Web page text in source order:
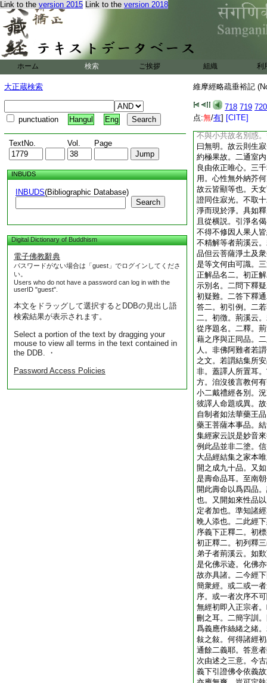
Link to the version 2015 Link to the version 2018
ホーム 検索 ご挨拶 組織 利
大正蔵検索
punctuation Hangul Eng
TextNo. Vol. Page
INBUDS
INBUDS(Bibliographic Database)
Search
Digital Dictionary of Buddhism
電子佛教辭典
パスワードがない場合は「guest」でログインしてくださ
い。
Users who do not have a password can log in with the
userID "guest".
本文をドラッグして選択するとDDBの見出し語
検索結果が表示されます。
Select a portion of the text by dragging your
mouse to view all terms in the text contained in
the DDB. ・
Password Access Policies
維摩經略疏垂裕記
718 719 720
点:無/有] [CITE]
故見復土而得小益
云。此一品文義兼
故下正説玄旨在茲
未斷生同居淨者荊
斷有爲縁集之人故
二教故復亦但二教
中以三教訶。故亦
來生至彼但禀二教
生者從所至説。從
也。問進斷別惑生
惑與無明異耶同耶
不與小共故名別惑
曰無明。故云則生
約極果故。二通室
良由依正唯心。三
用。心性無外納芥
故云皆顯等也。天
證同住寂光。不取
淨而現於淨。具如
且從横説。引淨名
不得不修因人果人
不精解等者荊溪云
品但云菩薩淨土及
是等文何由可識。
正解品名二。初正
示別名。二問下釋
初疑難。二答下釋
答二。初引例。二
二。初徴。荊溪云
從序題名。二釋。
藉之序與正同品。
人。非佛阿難者若
之文。若謂結集所
非。蓋譯人所置耳
方。洎沒後言教何
小二戴禮經各別。
彼譯人命題或異。
自制者如法華藥王
藥王菩薩本事品。
集經家云説是妙音
例此品並非二塗。
大品經結集之家本
開之成九十品。又
是壽命品耳。至南
開此壽命以爲四品
也。又開如來性品
定者加也。準知諸
晩人添也。二此經
序義下正釋二。初
初正釋二。初列釋
弟子者荊溪云。如
是化佛示迹。化佛
故亦具諸。二今經
簡衆經。或二或一
序。或一者次序不
無經初即入正宗者
刪之耳。二簡字訓
爲義應作絲緒之緒
敍之敍。何得諸經
通餘二義耶。答意
次由述之三意。今
義下引證佛令依義